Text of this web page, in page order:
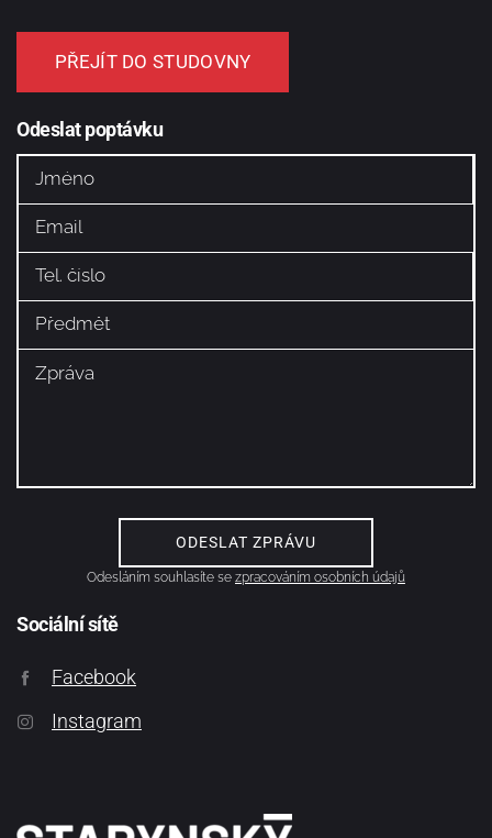
PŘEJÍT DO STUDOVNY
Odeslat poptávku
Odesláním souhlasíte se zpracováním osobních údajů
Sociální sítě
Facebook
Instagram